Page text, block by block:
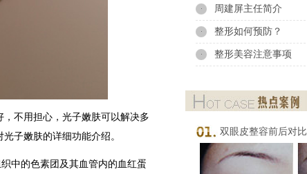
不用担心，光子嫩肤可以解决多
子嫩肤的详细功能介绍。
中的色素团及其血管内的血红蛋
· 周建屏主任简介
· 整形如何预防？
· 整形美容注意事项
双眼皮整容前后对比